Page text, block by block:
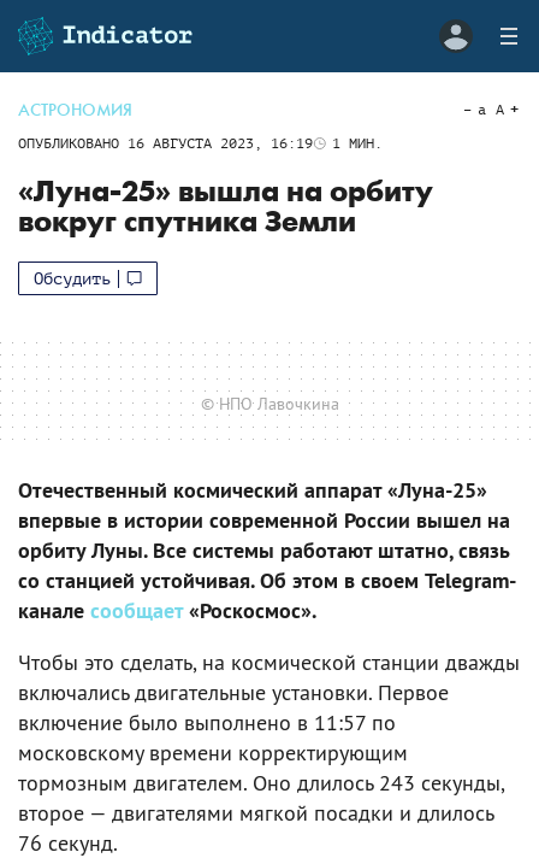
АСТРОНОМИЯ
ОПУБЛИКОВАНО 16 АВГУСТА 2023, 16:19 1 МИН.
a A
«Луна-25» вышла на орбиту
вокруг спутника Земли
Обсудить
© НПО Лавочкина
Отечественный космический аппарат «Луна-25»
впервые в истории современной России вышел на
орбиту Луны. Все системы работают штатно, связь
со станцией устойчивая. Об этом в своем Telegram-
канале сообщает«Роскосмос».
Чтобы это сделать, на космической станции дважды
включались двигательные установки. Первое
включение было выполнено в 11:57 по
московскому времени корректирующим
тормозным двигателем. Оно длилось 243 секунды,
второе — двигателями мягкой посадки и длилось
76 секунд.